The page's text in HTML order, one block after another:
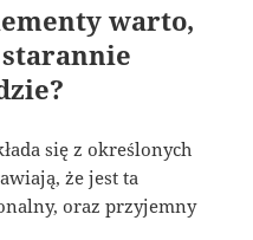
warto,
się z określonych
że jest ta
oraz przyjemny